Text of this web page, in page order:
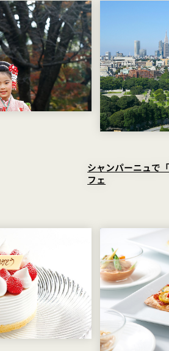
シャンパーニュで
フェ